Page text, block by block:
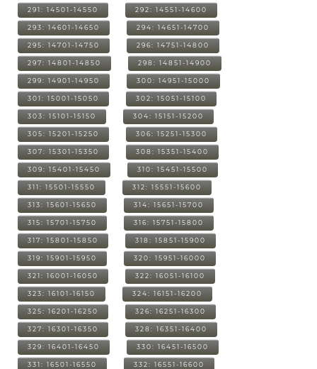
291: 14501-14550 292: 14551-14600
293: 14601-14650 294: 14651-14700
295: 14701-14750 296: 14751-14800
297: 14801-14850 298: 14851-14900
299: 14901-14950 300: 14951-15000
301: 15001-15050 302: 15051-15100
303: 15101-15150 304: 15151-15200
305: 15201-15250 306: 15251-15300
307: 15301-15350 308: 15351-15400
309: 15401-15450 310: 15451-15500
311: 15501-15550 312: 15551-15600
313: 15601-15650 314: 15651-15700
315: 15701-15750 316: 15751-15800
317: 15801-15850 318: 15851-15900
319: 15901-15950 320: 15951-16000
321: 16001-16050 322: 16051-16100
323: 16101-16150 324: 16151-16200
325: 16201-16250 326: 16251-16300
327: 16301-16350 328: 16351-16400
329: 16401-16450 330: 16451-16500
331: 16501-16550 332: 16551-16600